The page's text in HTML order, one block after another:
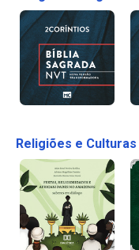
Religiões e